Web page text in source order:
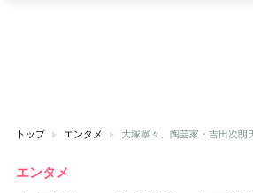
トップ エンタメ
エンタメ